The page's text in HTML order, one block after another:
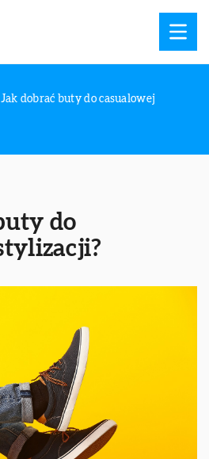
Jak dobrać buty do casualowej
do